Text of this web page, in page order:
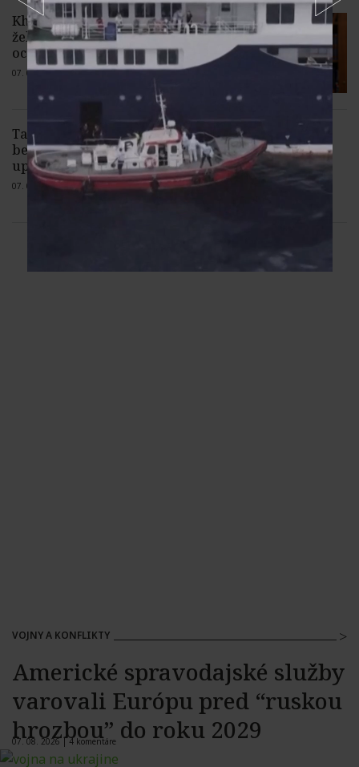
Khusnullin: Rusko potrebuje
železničný prístup do Indického
oceánu “pre prípad rizík”
07. 08. 2026 |Žiadne komentáre
Takmer polovicu dotácií schválili VÚC
bez jasných hodnotiacich kritérií,
upozorňuje NKÚ
07. 08. 2026 |Žiadne komentáre
VOJNY A KONFLIKTY
Americké spravodajské služby
varovali Európu pred “ruskou
hrozbou” do roku 2029
07. 08. 2026 |4 komentáre